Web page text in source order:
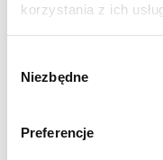
korzystania z ich
zgody
Niezbędne
Preferencje